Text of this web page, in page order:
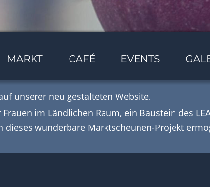
unserer neu gestalteten Website.
im Ländlichen Raum, ein Baustein des
dieses wunderbare Marktscheunen-Projekt